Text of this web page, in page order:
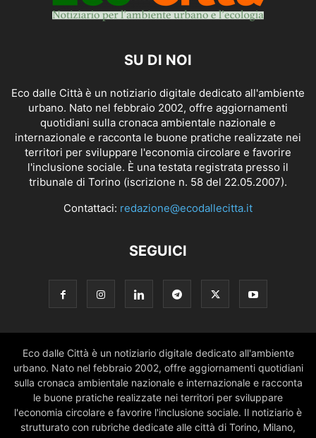
SU DI NOI
Eco dalle Città è un notiziario digitale dedicato all'ambiente
urbano. Nato nel febbraio 2002, offre aggiornamenti
quotidiani sulla cronaca ambientale nazionale e
internazionale e racconta le buone pratiche realizzate nei
territori per sviluppare l'economia circolare e favorire
l'inclusione sociale. È una testata registrata presso il
tribunale di Torino (iscrizione n. 58 del 22.05.2007).
Contattaci: redazione@ecodallecitta.it
SEGUICI
Eco dalle Città è un notiziario digitale dedicato all'ambiente
urbano. Nato nel febbraio 2002, offre aggiornamenti quotidiani
sulla cronaca ambientale nazionale e internazionale e racconta
le buone pratiche realizzate nei territori per sviluppare
l'economia circolare e favorire l'inclusione sociale. Il notiziario è
strutturato con rubriche dedicate alle città di Torino, Milano,